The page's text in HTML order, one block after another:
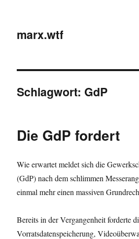
marx.wtf
Schlagwort: GdP
Die GdP fordert
Wie erwartet meldet sich die
(GdP) nach dem schlimmen
einmal mehr einen massiven
Bereits in der Vergangenheit forderte
Vorratsdatenspeicherung,